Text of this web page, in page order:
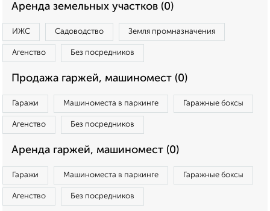
Аренда земельных участков (0)
ИЖС Садоводство Земля промназначения
Агенство Без посредников
Продажа гаржей, машиномест (0)
Гаражи Машиноместа в паркинге Гаражные боксы
Агенство Без посредников
Аренда гаржей, машиномест (0)
Гаражи Машиноместа в паркинге Гаражные боксы
Агенство Без посредников